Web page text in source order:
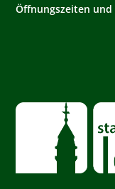
Öffnungszeiten